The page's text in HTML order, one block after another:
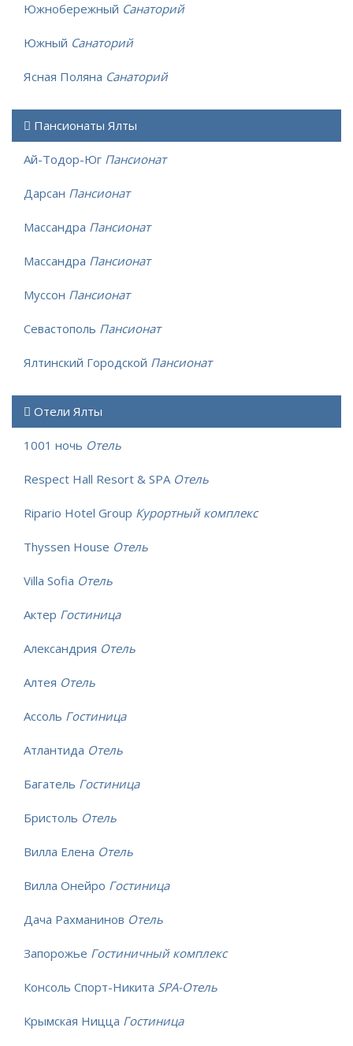
Южнобережный Санаторий
Южный Санаторий
Ясная Поляна Санаторий
Пансионаты Ялты
Ай-Тодор-Юг Пансионат
Дарсан Пансионат
Массандра Пансионат
Массандра Пансионат
Муссон Пансионат
Севастополь Пансионат
Ялтинский Городской Пансионат
Отели Ялты
1001 ночь Отель
Respect Hall Resort & SPA Отель
Ripario Hotel Group Курортный комплекс
Thyssen House Отель
Villa Sofia Отель
Актер Гостиница
Александрия Отель
Алтея Отель
Ассоль Гостиница
Атлантида Отель
Багатель Гостиница
Бристоль Отель
Вилла Елена Отель
Вилла Онейро Гостиница
Дача Рахманинов Отель
Запорожье Гостиничный комплекс
Консоль Спорт-Никита SPA-Отель
Крымская Ницца Гостиница